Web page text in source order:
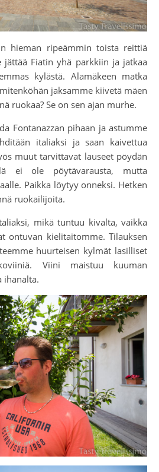
hieman ripeämmin toista reittiä
jättää Fiatin yhä parkkiin ja jatkaa
kylästä. Alamäkeen matka
jaksamme kiivetä mäen
ruokaa? Se on sen ajan murhe.
Fontanazzan pihaan ja astumme
italiaksi ja saan kaivettua
muut tarvittavat lauseet pöydän
ei ole pöytävarausta, mutta
Paikka löytyy onneksi. Hetken
ruokailijoita.
mikä tuntuu kivalta, vaikka
ontuvan kielitaitomme. Tilauksen
huurteisen kylmät lasilliset
Viini maistuu kuuman
ihanalta.